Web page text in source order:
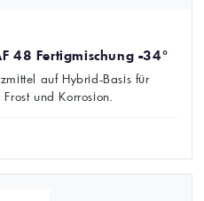
48 Fertigmischung -34°
auf Hybrid-Basis für
und Korrosion.